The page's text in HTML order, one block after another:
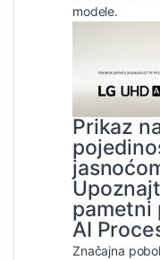
modele.
Prikaz
pametni
AI
Značajna